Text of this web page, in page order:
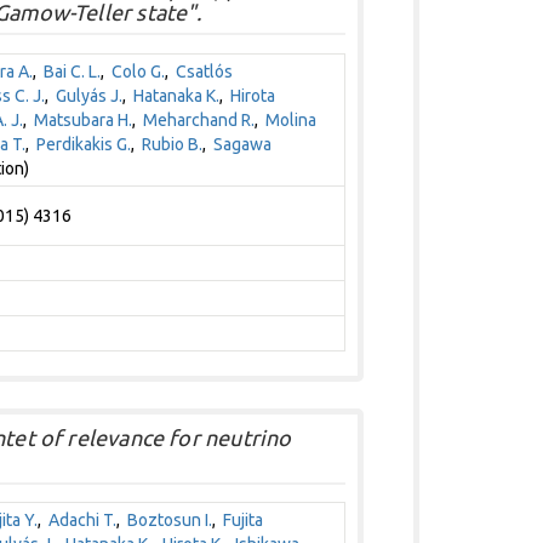
Teller state".
A., Bai C. L., Colo G., Csatlós
C. J., Gulyás J., Hatanaka K., Hirota
J., Matsubara H., Meharchand R., Molina
T., Perdikakis G., Rubio B., Sagawa
4316
of relevance for neutrino
Y., Adachi T., Boztosun I., Fujita